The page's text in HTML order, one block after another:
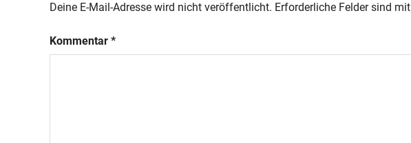
Deine E-Mail-Adresse wird nicht veröffentlicht. Erforderliche Felder sind mit
Kommentar *